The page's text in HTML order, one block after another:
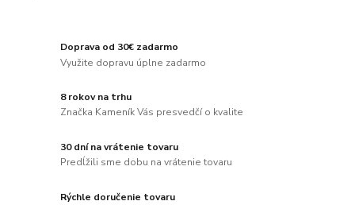
Doprava od 30€ zadarmo
Využite dopravu úplne zadarmo
8 rokov na trhu
Značka Kameník Vás presvedčí o kvalite
30 dní na vrátenie tovaru
Predĺžili sme dobu na vrátenie tovaru
Rýchle doručenie tovaru